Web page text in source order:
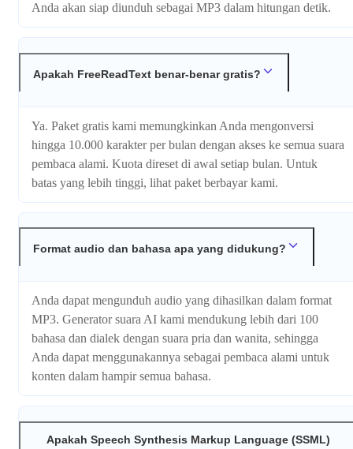
Anda akan siap diunduh sebagai MP3 dalam hitungan detik.
Apakah FreeReadText benar-benar gratis?
Ya. Paket gratis kami memungkinkan Anda mengonversi
hingga 10.000 karakter per bulan dengan akses ke semua suara
pembaca alami. Kuota direset di awal setiap bulan. Untuk
batas yang lebih tinggi, lihat paket berbayar kami.
Format audio dan bahasa apa yang didukung?
Anda dapat mengunduh audio yang dihasilkan dalam format
MP3. Generator suara AI kami mendukung lebih dari 100
bahasa dan dialek dengan suara pria dan wanita, sehingga
Anda dapat menggunakannya sebagai pembaca alami untuk
konten dalam hampir semua bahasa.
Apakah Speech Synthesis Markup Language (SSML)